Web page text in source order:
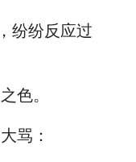
纷纷反应过
色。
骂：